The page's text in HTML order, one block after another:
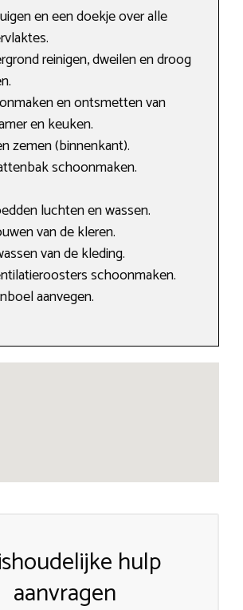
en een doekje over alle
reinigen, dweilen en droog
en ontsmetten van
en keuken.
zemen (binnenkant).
schoonmaken.
luchten en wassen.
van de kleren.
van de kleding.
schoonmaken.
aanvegen.
hulp
aanvragen